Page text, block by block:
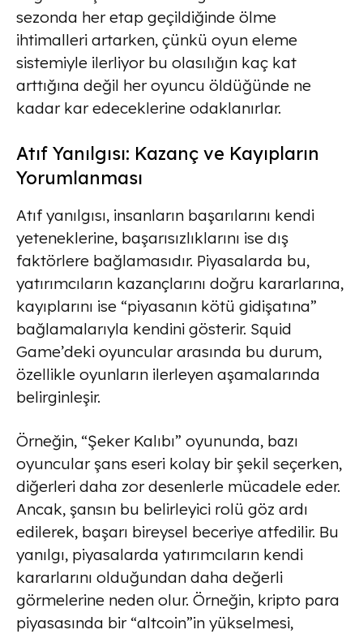
sezonda her etap geçildiğinde ölme
ihtimalleri artarken, çünkü oyun eleme
sistemiyle ilerliyor bu olasılığın kaç kat
arttığına değil her oyuncu öldüğünde ne
kadar kar edeceklerine odaklanırlar.
Atıf Yanılgısı: Kazanç ve Kayıpların
Yorumlanması
Atıf yanılgısı, insanların başarılarını kendi
yeteneklerine, başarısızlıklarını ise dış
faktörlere bağlamasıdır. Piyasalarda bu,
yatırımcıların kazançlarını doğru kararlarına,
kayıplarını ise “piyasanın kötü gidişatına”
bağlamalarıyla kendini gösterir. Squid
Game’deki oyuncular arasında bu durum,
özellikle oyunların ilerleyen aşamalarında
belirginleşir.
Örneğin, “Şeker Kalıbı” oyununda, bazı
oyuncular şans eseri kolay bir şekil seçerken,
diğerleri daha zor desenlerle mücadele eder.
Ancak, şansın bu belirleyici rolü göz ardı
edilerek, başarı bireysel beceriye atfedilir. Bu
yanılgı, piyasalarda yatırımcıların kendi
kararlarını olduğundan daha değerli
görmelerine neden olur. Örneğin, kripto para
piyasasında bir “altcoin”in yükselmesi,